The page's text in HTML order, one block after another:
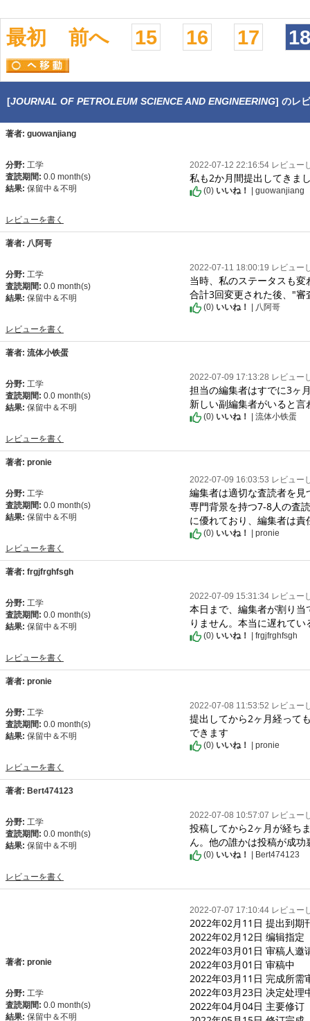
最初 前へ 15 16 17 18
[JOURNAL OF PETROLEUM SCIENCE AND ENGINEERING] のレ
著者: guowanjiang
分野: 工学
査読期間: 0.0 month(s)
結果: 保留中＆不明
レビューを書く
2022-07-12 22:16:54 レビュー
私も2か月間提出してきま
(0) いいね！ | guowanjiang
著者: 八阿哥
分野: 工学
査読期間: 0.0 month(s)
結果: 保留中＆不明
レビューを書く
2022-07-11 18:00:19 レビュー
当時、私のステータスも
合計3回変更された後、"審
(0) いいね！ | 八阿哥
著者: 流体小铁蛋
分野: 工学
査読期間: 0.0 month(s)
結果: 保留中＆不明
レビューを書く
2022-07-09 17:13:28 レビュー
担当の編集者はすでに3ヶ
新しい副編集者がいると
(0) いいね！ | 流体小铁蛋
著者: pronie
分野: 工学
査読期間: 0.0 month(s)
結果: 保留中＆不明
レビューを書く
2022-07-09 16:03:53 レビュー
編集者は適切な査読者を
専門背景を持つ7-8人の査
に優れており、編集者は
(0) いいね！ | pronie
著者: frgjfrghfsgh
分野: 工学
査読期間: 0.0 month(s)
結果: 保留中＆不明
レビューを書く
2022-07-09 15:31:34 レビュー
本日まで、編集者が割り
りません。本当に遅れて
(0) いいね！ | frgjfrghfsgh
著者: pronie
分野: 工学
査読期間: 0.0 month(s)
結果: 保留中＆不明
レビューを書く
2022-07-08 11:53:52 レビュー
提出してから2ヶ月経って
できます
(0) いいね！ | pronie
著者: Bert474123
分野: 工学
査読期間: 0.0 month(s)
結果: 保留中＆不明
レビューを書く
2022-07-08 10:57:07 レビュー
投稿してから2ヶ月が経ち
ん。他の誰かは投稿が成
(0) いいね！ | Bert474123
著者: pronie
分野: 工学
査読期間: 0.0 month(s)
結果: 保留中＆不明
2022-07-07 17:10:44 レビュー
2022年02月11日 提出到期
2022年02月12日 编辑指定
2022年03月01日 审稿人邀
2022年03月01日 审稿中
2022年03月11日 完成所需
2022年03月23日 决定处理
2022年04月04日 主要修订